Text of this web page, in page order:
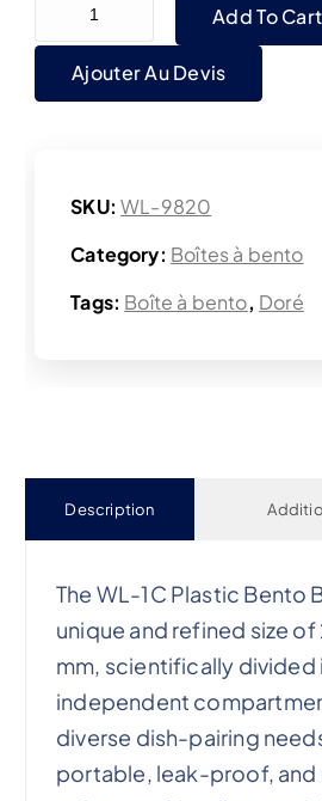
Add To Cart
Ajouter Au Devis
SKU:WL-9820
Category: Boîtes à bento
Tags: Boîte à bento, Doré
Description
The WL-1C Plastic Bento
unique and refined size
mm, scientifically divided
independent
diverse dish-pairing
portable, leak-proof, and